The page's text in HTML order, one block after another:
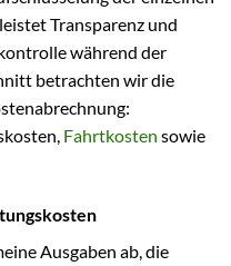
Transparenz und
während der
betrachten wir die
Fahrtkosten sowie
Ausgaben ab, die